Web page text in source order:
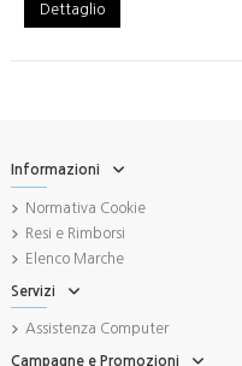
Dettaglio
Informazioni
Normativa Cookie
Resi e Rimborsi
Elenco Marche
Servizi
Assistenza Computer
Campagne e Promozioni